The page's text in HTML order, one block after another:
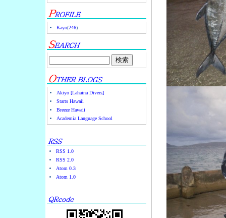
Kayo(246)
Akiyo [Lahaina Divers]
Starts Hawaii
Breeze Hawaii
Academia Language School
RSS 1.0
RSS 2.0
Atom 0.3
Atom 1.0